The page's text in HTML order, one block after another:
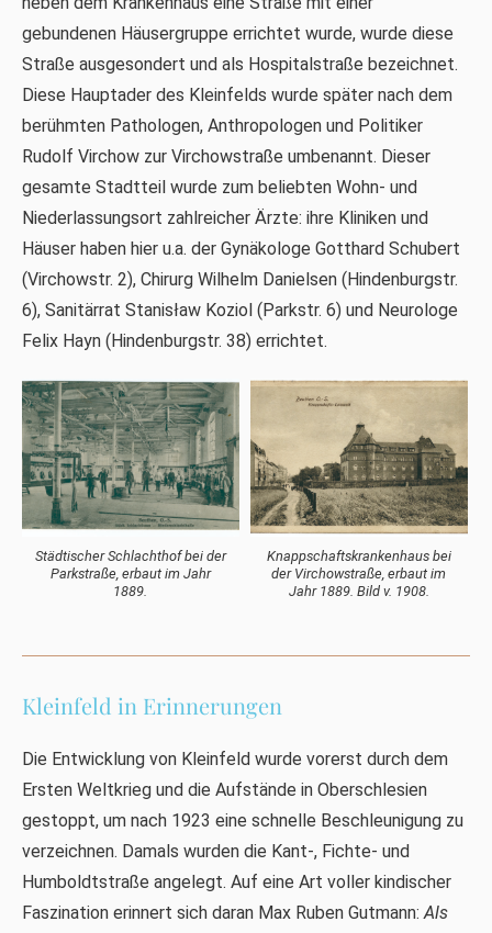
gebundenen Häusergruppe errichtet wurde, wurde diese
Straße ausgesondert und als Hospitalstraße bezeichnet.
Diese Hauptader des Kleinfelds wurde später nach dem
berühmten Pathologen, Anthropologen und Politiker
Rudolf Virchow zur Virchowstraße umbenannt. Dieser
gesamte Stadtteil wurde zum beliebten Wohn- und
Niederlassungsort zahlreicher Ärzte: ihre Kliniken und
Häuser haben hier u.a. der Gynäkologe Gotthard Schubert
(Virchowstr. 2), Chirurg Wilhelm Danielsen (Hindenburgstr.
6), Sanitärrat Stanisław Koziol (Parkstr. 6) und Neurologe
Felix Hayn (Hindenburgstr. 38) errichtet.
Städtischer Schlachthof bei der
Parkstraße, erbaut im Jahr
1889.
Knappschaftskrankenhaus bei
der Virchowstraße, erbaut im
Jahr 1889. Bild v. 1908.
Kleinfeld in Erinnerungen
Die Entwicklung von Kleinfeld wurde vorerst durch dem
Ersten Weltkrieg und die Aufstände in Oberschlesien
gestoppt, um nach 1923 eine schnelle Beschleunigung zu
verzeichnen. Damals wurden die Kant-, Fichte- und
Humboldtstraße angelegt. Auf eine Art voller kindischer
Faszination erinnert sich daran Max Ruben Gutmann:Als